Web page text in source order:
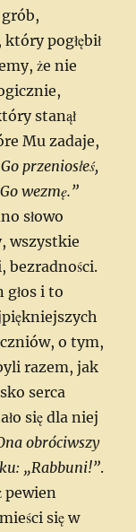
pogłębił
że nie
stanął
Mu zadaje,
przeniosłeś,
wezmę.”
słowo
wszystkie
bezradności.
głos i to
o tym,
razem, jak
serca
się dla niej
obróciwszy
„Rabbuni!”.
pewien
się w